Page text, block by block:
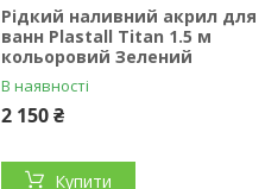
Рідкий наливний акрил для
ванн Plastall Titan 1.5 м
кольоровий Зелений
В наявності
2 150 ₴
Купити